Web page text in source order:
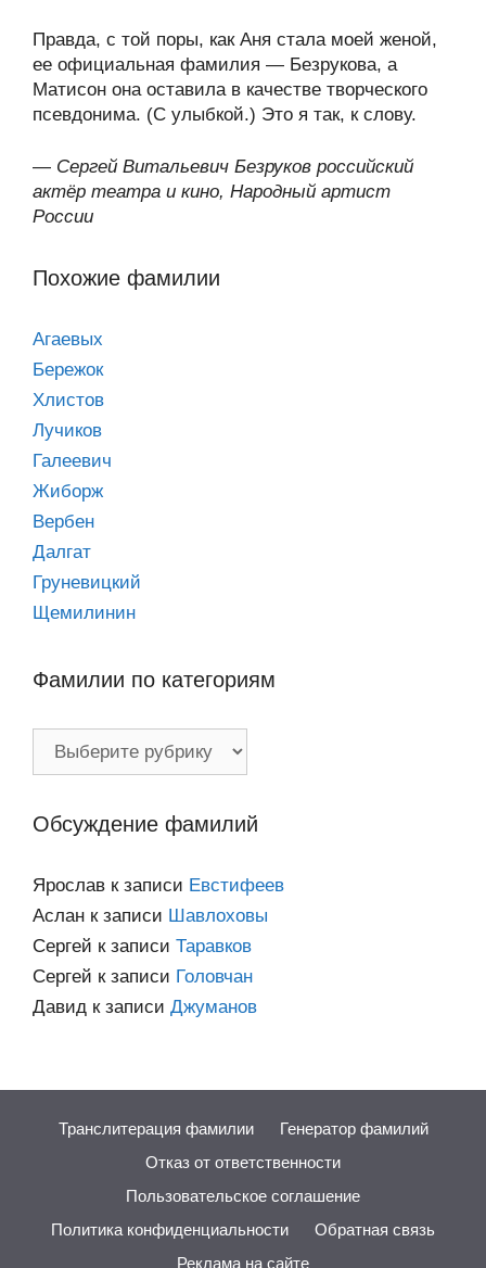
Правда, с той поры, как Аня стала моей женой,
ее официальная фамилия — Безрукова, а
Матисон она оставила в качестве творческого
псевдонима. (С улыбкой.) Это я так, к слову.
— Сергей Витальевич Безруков российский
актёр театра и кино, Народный артист
России
Похожие фамилии
Агаевых
Бережок
Хлистов
Лучиков
Галеевич
Жиборж
Вербен
Далгат
Груневицкий
Щемилинин
Фамилии по категориям
Фамилии
Обсуждение фамилий
Ярослав к записи Евстифеев
Аслан к записи Шавлоховы
Сергей к записи Таравков
Сергей к записи Головчан
Давид к записи Джуманов
Транслитерация фамилии
Генератор фамилий
Отказ от ответственности
Пользовательское соглашение
Политика конфиденциальности
Обратная связь
Реклама на сайте